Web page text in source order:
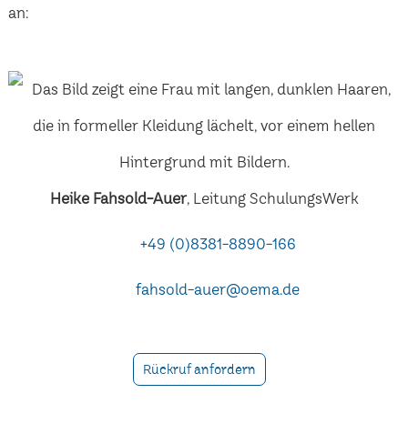
an:
Heike Fahsold-Auer, Leitung SchulungsWerk
+49 (0)8381-8890-166
fahsold-auer@oema.de
Rückruf anfordern